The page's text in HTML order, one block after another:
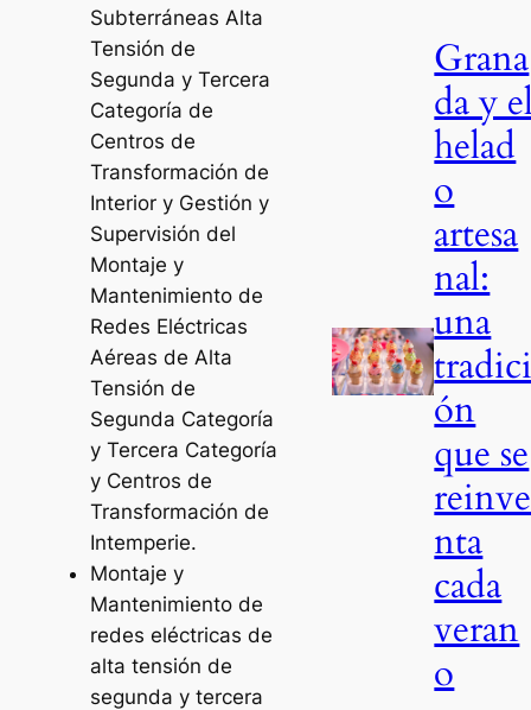
Subterráneas Alta
Tensión de
Segunda y Tercera
Categoría de
Centros de
Transformación de
Interior y Gestión y
Supervisión del
Montaje y
Mantenimiento de
Redes Eléctricas
Aéreas de Alta
Tensión de
Segunda Categoría
y Tercera Categoría
y Centros de
Transformación de
Intemperie.
Montaje y
Mantenimiento de
redes eléctricas de
alta tensión de
segunda y tercera
Grana
da y
helad
o
artesa
nal:
una
ón
que se
reinve
nta
cada
veran
o